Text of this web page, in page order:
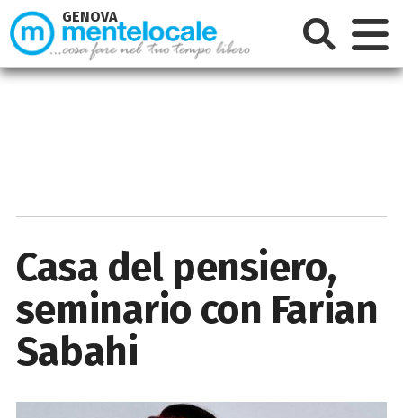
Casa del pensiero,
seminario con Farian
Sabahi
GENOVA